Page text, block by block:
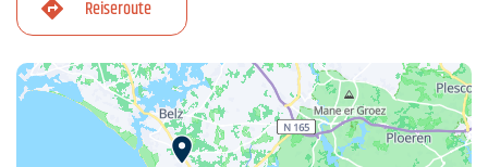
Reiseroute